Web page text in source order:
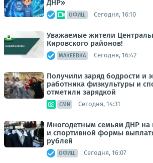
ДНР»
ОФИЦ. Сегодня, 16:10
Уважаемые жители
Кировского районов!
МАКЕЕВКА Сегодня, 16:42
Получили заряд бодрости и
работника физкультуры и
отметили зарядкой
СМИ Сегодня, 14:31
Многодетным семьям ДНР на
и спортивной формы
рублей
ОФИЦ. Сегодня, 16:07